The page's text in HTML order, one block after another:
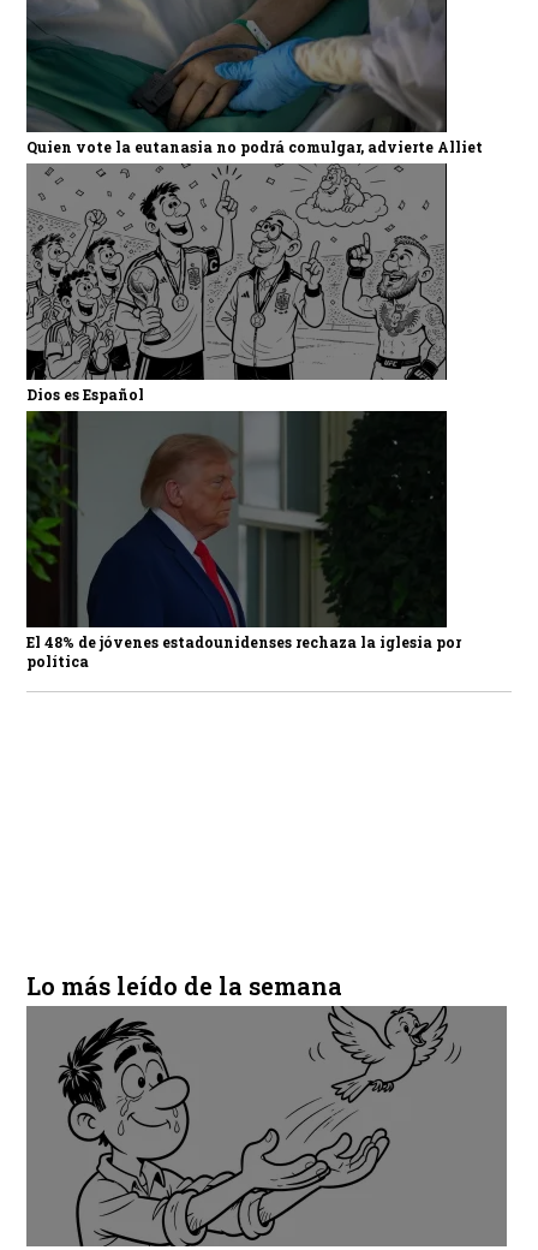
Quien vote la eutanasia no podrá comulgar, advierte Alliet
Dios es Español
El 48% de jóvenes estadounidenses rechaza la iglesia por
política
Lo más leído de la semana